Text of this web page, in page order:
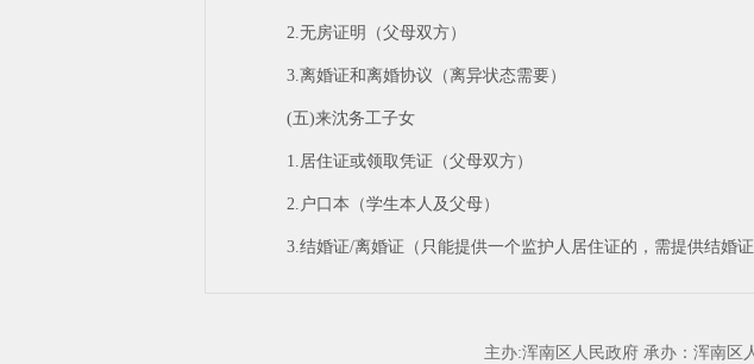
2.无房证明（父母双方）
3.离婚证和离婚协议（离异状态需要）
(五)来沈务工子女
1.居住证或领取凭证（父母双方）
2.户口本（学生本人及父母）
3.结婚证/离婚证（只能提供一个监护人居住证的，需提供结婚
主办:浑南区人民政府 承办：浑南